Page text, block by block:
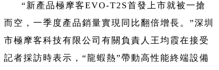
“新產品極摩客EVO-T2S首發上市就被一搶
而空，一季度產品銷量實現同比翻倍增長。”深圳
市極摩客科技有限公司有關負責人王均霞在接受
記者採訪時表示，“龍蝦熱”帶動高性能終端設備